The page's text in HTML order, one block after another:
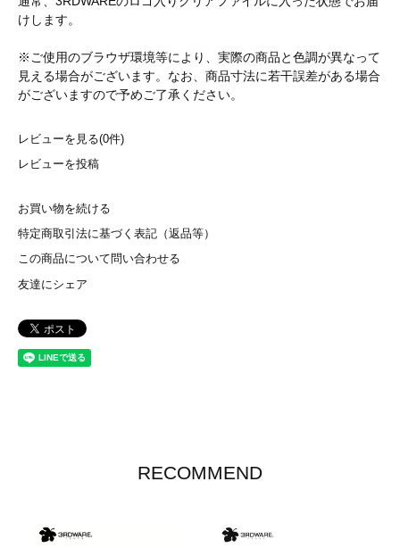
けします。
※ご使用のブラウザ環境等により、実際の商品と色調が異なって
見える場合がございます。なお、商品寸法に若干誤差がある場合
がございますので予めご了承ください。
レビューを見る(0件)
レビューを投稿
お買い物を続ける
特定商取引法に基づく表記（返品等）
この商品について問い合わせる
友達にシェア
RECOMMEND